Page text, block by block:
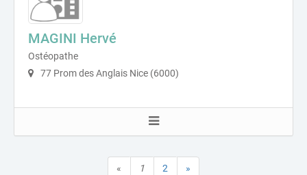
MAGINI Hervé
Ostéopathe
77 Prom des Anglais Nice (6000)
« 1 2 »